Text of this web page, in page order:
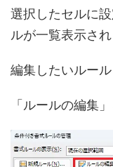
選択したセルに
ルが一覧表示され
編集したいルー
「ルールの編集